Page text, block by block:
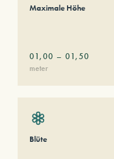
Maximale Höhe
01,00 – 01,50
meter
Blüte